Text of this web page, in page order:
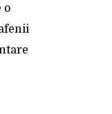
o